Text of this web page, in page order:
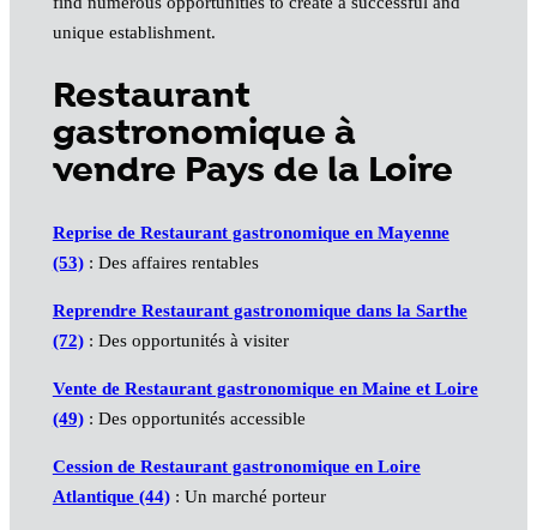
unique establishment.
Restaurant
gastronomique à
vendre Pays de la Loire
Reprise de Restaurant gastronomique en Mayenne
(53): Des affaires rentables
Reprendre Restaurant gastronomique dans la Sarthe
(72): Des opportunités à visiter
Vente de Restaurant gastronomique en Maine et Loire
(49): Des opportunités accessible
Cession de Restaurant gastronomique en Loire
Atlantique (44): Un marché porteur